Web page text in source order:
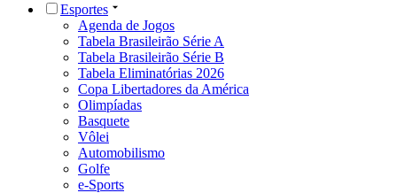
Esportes
Agenda de Jogos
Tabela Brasileirão Série A
Tabela Brasileirão Série B
Tabela Eliminatórias 2026
Copa Libertadores da América
Olimpíadas
Basquete
Vôlei
Automobilismo
Golfe
e-Sports